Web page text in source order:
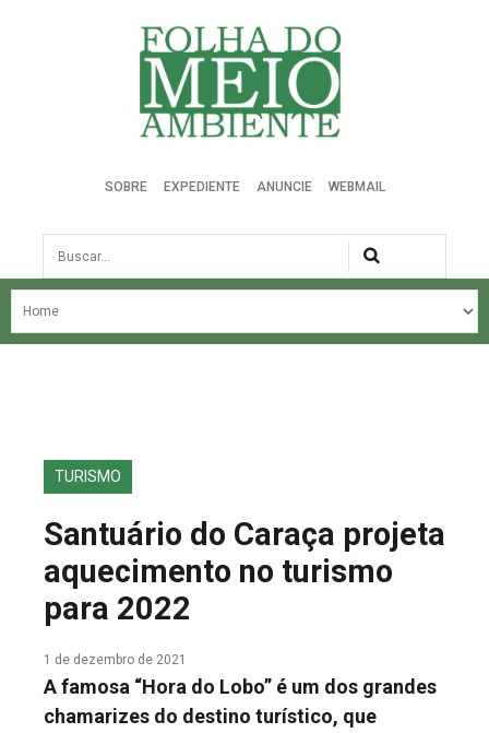
Folha do Meio Ambiente
SOBRE EXPEDIENTE ANUNCIE WEBMAIL
Busca
NOSSA HISTÓRIA
EDIÇÕES ANTERIORES
FALE CONOSCO
TURISMO
Santuário do Caraça projeta
aquecimento no turismo
para 2022
1 de dezembro de 2021
A famosa “Hora do Lobo” é um dos grandes
chamarizes do destino turístico, que